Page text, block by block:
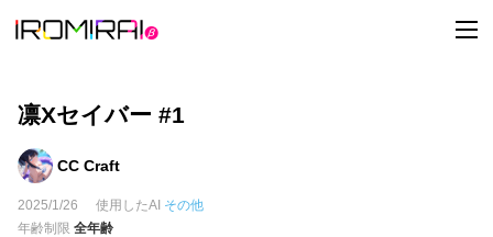
t
o
凛Xセイバー #1
CC Craft
2025/1/26 使用したAI その他
年齢制限 全年齢